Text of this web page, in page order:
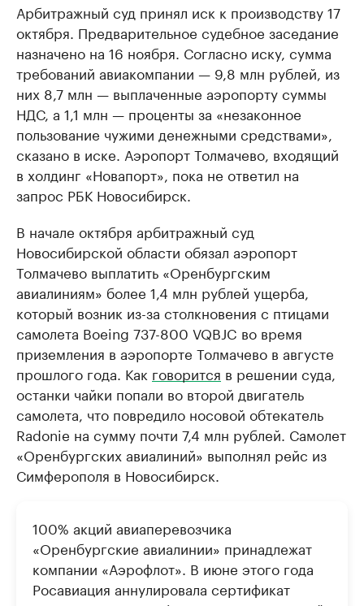
Арбитражный суд принял иск к производству 17
октября. Предварительное судебное заседание
назначено на 16 ноября. Согласно иску, сумма
требований авиакомпании — 9,8 млн рублей, из
них 8,7 млн — выплаченные аэропорту суммы
НДС, а 1,1 млн — проценты за «незаконное
пользование чужими денежными средствами»,
сказано в иске. Аэропорт Толмачево, входящий
в холдинг «Новапорт», пока не ответил на
запрос РБК Новосибирск.
В начале октября арбитражный суд
Новосибирской области обязал аэропорт
Толмачево выплатить «Оренбургским
авиалиниям» более 1,4 млн рублей ущерба,
который возник из-за столкновения с птицами
самолета Boeing 737-800 VQBJC во время
приземления в аэропорте Толмачево в августе
прошлого года . Как говорится в решении суда,
останки чайки попали во второй двигатель
самолета, что повредило носовой обтекатель
Radonie на сумму почти 7,4 млн рублей. Самолет
«Оренбургских авиалиний» выполнял рейс из
Симферополя в Новосибирск.
100% акций авиаперевозчика
«Оренбургские авиалинии» принадлежат
компании «Аэрофлот». В июне этого года
Росавиация аннулировала сертификат